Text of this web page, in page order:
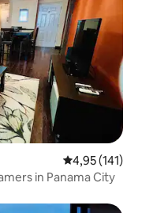
Gemiddelde
4,95 (141)
in Panama City